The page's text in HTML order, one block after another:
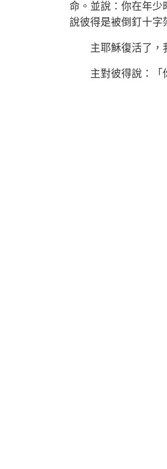
命。並說：你在年少
說彼得是被倒釘十字
主耶穌復活了，我
主對彼得說：「你